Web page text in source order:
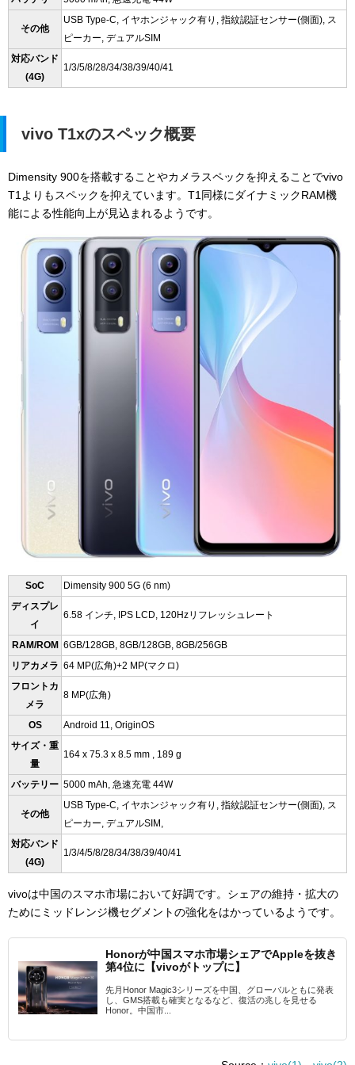
その他
USB Type-C, イヤホンジャック有り, 指紋認証センサー(側面), ス
ピーカー, デュアルSIM
対応バンド
(4G)
1/3/5/8/28/34/38/39/40/41
vivo T1xのスペック概要
Dimensity 900を搭載することやカメラスペックを抑えることでvivo
T1よりもスペックを抑えています。T1同様にダイナミックRAM機
能による性能向上が見込まれるようです。
SoC
Dimensity 900 5G (6 nm)
ディスプレ
イ
6.58 インチ, IPS LCD, 120Hzリフレッシュレート
RAM/ROM 6GB/128GB, 8GB/128GB, 8GB/256GB
リアカメラ 64 MP(広角)+2 MP(マクロ)
フロントカ
メラ
8 MP(広角)
OS
Android 11, OriginOS
サイズ・重
量
164 x 75.3 x 8.5 mm , 189 g
バッテリー 5000 mAh, 急速充電 44W
その他
USB Type-C, イヤホンジャック有り, 指紋認証センサー(側面), ス
ピーカー, デュアルSIM,
対応バンド
(4G)
1/3/4/5/8/28/34/38/39/40/41
vivoは中国のスマホ市場において好調です。シェアの維持・拡大の
ためにミッドレンジ機セグメントの強化をはかっているようです。
Honorが中国スマホ市場シェアでAppleを抜き
第4位に【vivoがトップに】
先月Honor Magic3シリーズを中国、グローバルともに発表
し、GMS搭載も確実となるなど、復活の兆しを見せる
Honor。中国市...